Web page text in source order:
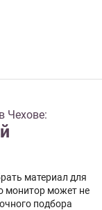
Чехове:
материал для
монитор может не
подбора